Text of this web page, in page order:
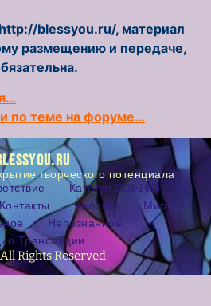
blessyou.ru/, материал
размещению и передаче,
по теме на форуме…
творческого потенциала
Каталог 2008-2025
Контакты Человек
Мир
Непознанное
Трансляции
Rights Reserved.